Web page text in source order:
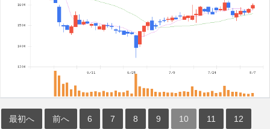
最初へ 前へ 6 7 8 9 10 11 12